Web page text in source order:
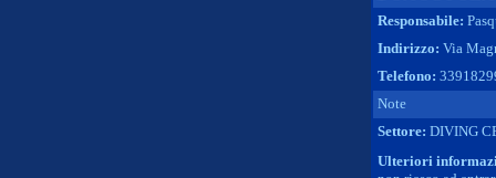
Responsabile:
Indirizzo: Via
Telefono:
Note
Settore: DIVING
Ulteriori